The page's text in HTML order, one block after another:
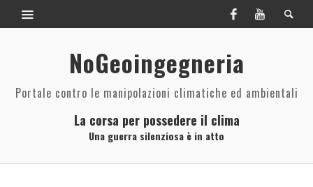
NoGeoingegneria
Portale contro le manipolazioni climatiche ed ambientali
La corsa per possedere il clima
Una guerra silenziosa è in atto